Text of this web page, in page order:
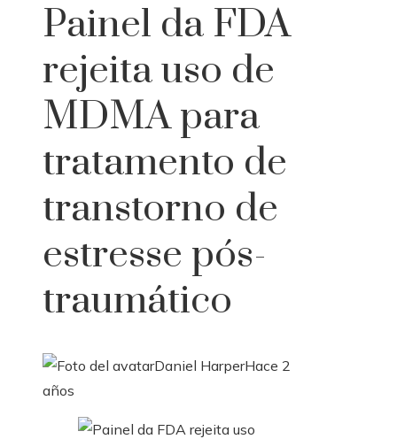
Painel da FDA
rejeita uso de
MDMA para
tratamento de
transtorno de
estresse pós-
traumático
Daniel HarperHace 2
años